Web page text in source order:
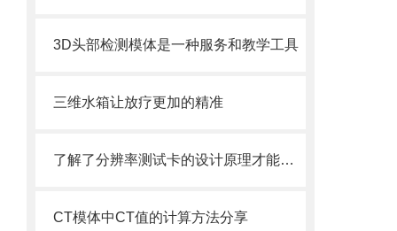
3D头部检测模体是一种服务和教学工具
三维水箱让放疗更加的精准
了解了分辨率测试卡的设计原理才能更好的使用它
CT模体中CT值的计算方法分享